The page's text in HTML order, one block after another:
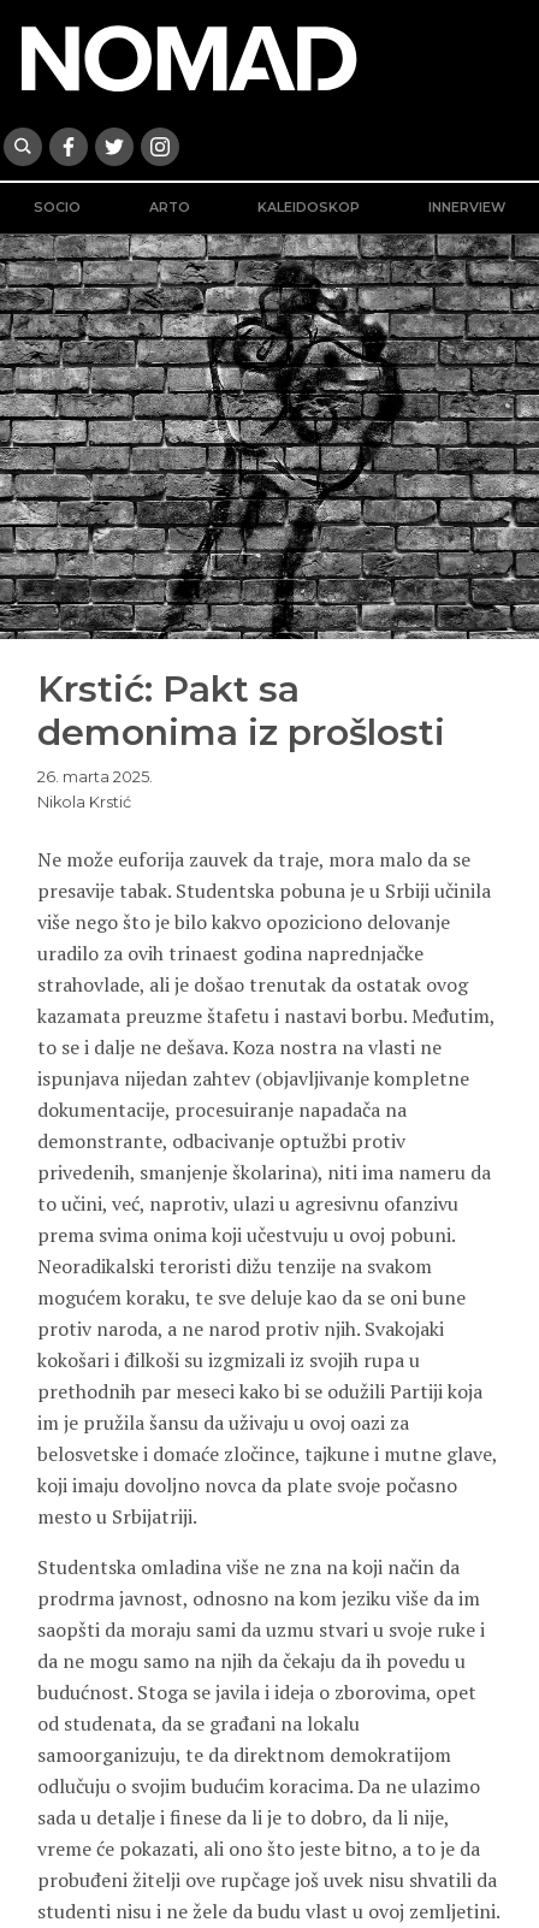
SOCIO ARTO KALEIDOSKOP INNERVIEW
Krstić: Pakt sa
demonima iz prošlosti
26. marta 2025.
Nikola Krstić
Ne može euforija zauvek da traje, mora malo da se
presavije tabak. Studentska pobuna je u Srbiji učinila
više nego što je bilo kakvo opoziciono delovanje
uradilo za ovih trinaest godina naprednjačke
strahovlade, ali je došao trenutak da ostatak ovog
kazamata preuzme štafetu i nastavi borbu. Međutim,
to se i dalje ne dešava. Koza nostra na vlasti ne
ispunjava nijedan zahtev (objavljivanje kompletne
dokumentacije, procesuiranje napadača na
demonstrante, odbacivanje optužbi protiv
privedenih, smanjenje školarina), niti ima nameru da
to učini, već, naprotiv, ulazi u agresivnu ofanzivu
prema svima onima koji učestvuju u ovoj pobuni.
Neoradikalski teroristi dižu tenzije na svakom
mogućem koraku, te sve deluje kao da se oni bune
protiv naroda, a ne narod protiv njih. Svakojaki
kokošari i đilkoši su izgmizali iz svojih rupa u
prethodnih par meseci kako bi se odužili Partiji koja
im je pružila šansu da uživaju u ovoj oazi za
belosvetske i domaće zločince, tajkune i mutne glave,
koji imaju dovoljno novca da plate svoje počasno
mesto u Srbijatriji.
Studentska omladina više ne zna na koji način da
prodrma javnost, odnosno na kom jeziku više da im
saopšti da moraju sami da uzmu stvari u svoje ruke i
da ne mogu samo na njih da čekaju da ih povedu u
budućnost. Stoga se javila i ideja o zborovima, opet
od studenata, da se građani na lokalu
samoorganizuju, te da direktnom demokratijom
odlučuju o svojim budućim koracima. Da ne ulazimo
sada u detalje i finese da li je to dobro, da li nije,
vreme će pokazati, ali ono što jeste bitno, a to je da
probuđeni žitelji ove rupčage još uvek nisu shvatili da
studenti nisu i ne žele da budu vlast u ovoj zemljetini.